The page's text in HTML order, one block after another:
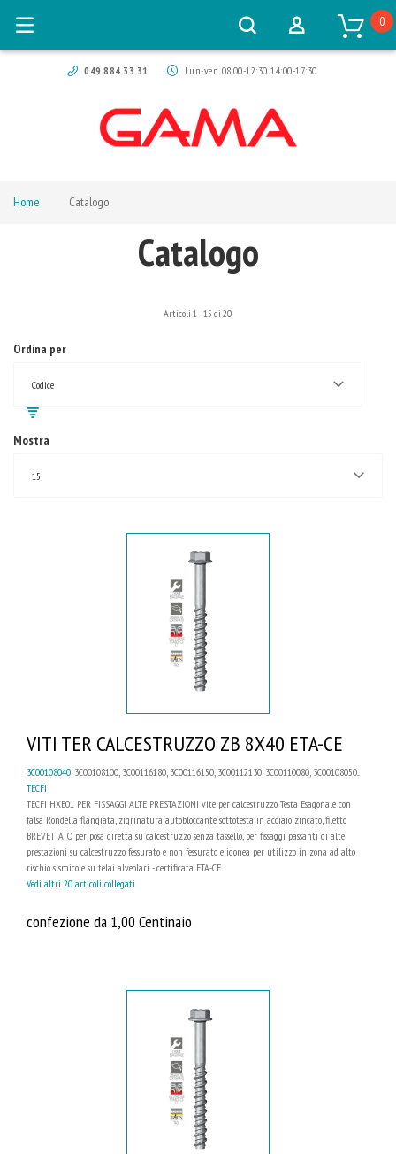
049 884 33 31 Lun-ven 08:00-12:30 14:00-17:30
0
Home Catalogo
Catalogo
Ordina per
Codice
Articoli 1 -15 di 20
Mostra
15
VITI TER CALCESTRUZZO ZB 8X40 ETA-CE
3C00108040, 3C00108100, 3C00116180, 3C00116150, 3C00112130, 3C00110080, 3C00108050...
TECFI
TECFI HXE01 PER FISSAGGI ALTE PRESTAZIONI vite per calcestruzzo Testa Esagonale con
falsa Rondella flangiata, zigrinatura autobloccante sottotesta in acciaio zincato, filetto
BREVETTATO per posa diretta su calcestruzzo senza tassello, per fissaggi passanti di alte
prestazioni su calcestruzzo fessurato e non fessurato e idonea per utilizzo in zona ad alto
rischio sismico e su telai alveolari - certificata ETA-CE
Vedi altri 20 articoli collegati
confezione da 1,00 Centinaio